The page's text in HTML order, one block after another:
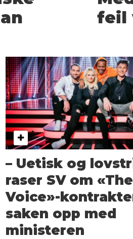
feil
– Uetisk og
raser SV om «The
Voice»-
saken opp med
ministeren